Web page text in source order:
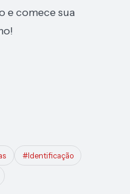
e comece sua
#Identificação